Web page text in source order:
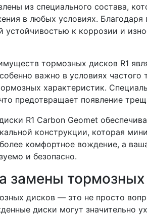
из специального состава,
в любых условиях.
к коррозии и
тормозных дисков R1
важно в условиях
характеристик.
предотвращает появление
R1 Carbon Geomet
конструкции, которая
комфортное вождение, а
и безопасно.
замены тормозных
дисков — это не просто
диски могут значительно